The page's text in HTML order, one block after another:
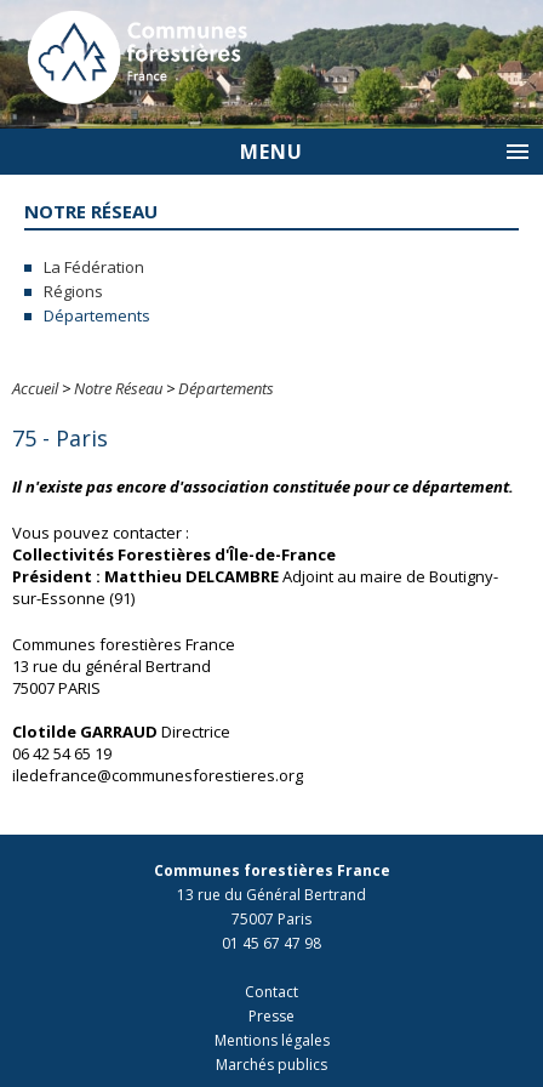
MENU
NOTRE RÉSEAU
La Fédération
Régions
Départements
Accueil>Notre Réseau >Départements
75 - Paris
Il n'existe pas encore d'association constituée pour ce département.
Vous pouvez contacter :
Collectivités Forestières d'Île-de-France
Président : Matthieu DELCAMBREAdjoint au maire de Boutigny-
sur-Essonne (91)
Communes forestières France
13 rue du général Bertrand
75007 PARIS
Clotilde GARRAUD Directrice
06 42 54 65 19
iledefrance@communesforestieres.org
Communes forestières France
13 rue du Général Bertrand
75007 Paris
01 45 67 47 98
Contact
Presse
Mentions légales
Marchés publics